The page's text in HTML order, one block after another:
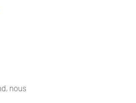
nous